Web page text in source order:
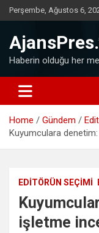
Skip
to
Perşembe, Ağustos 6,
Haberin olduğu her
Home Gündem
Kuyumculara
EDITÖRÜN SEÇIMI
işletme